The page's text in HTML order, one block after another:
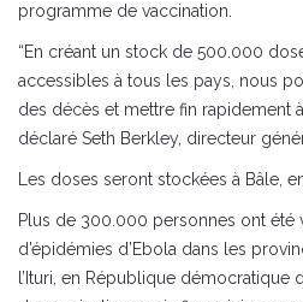
programme de vaccination.
“En créant un stock de 500.000
accessibles à tous les pays, nous
des décès et mettre fin rapidement à
déclaré Seth Berkley, directeur
Les doses seront stockées à Bâle,
Plus de 300.000 personnes ont été
d’épidémies d’Ebola dans les
l’Ituri, en République